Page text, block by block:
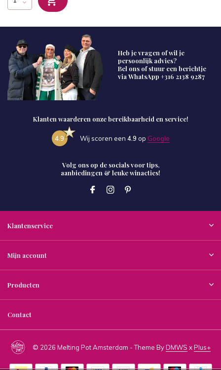
Heb je vragen of wil je
persoonlijk advies?
Bel ons of stuur een berichtje
via WhatsApp +316 2138 9287
Klanten waarderen onze bereikbaarheid en service!
4.9 Wij scoren een 4.9 op Google
Volg ons op de socials voor tips,
aanbiedingen & leuke winacties!
Klantenservice
Mijn account
Producten
Contact
© 2026 Melting Pot Amsterdam - Theme ByDMWS xPlus+